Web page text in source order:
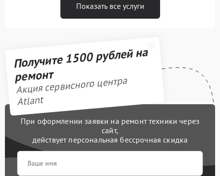
Показать все услуги
Получите 1500 рублей на
ремонт
Акция сервисного центра
Atlant
При оформлении заявки на ремонт техники через
сайт,
действует персональная бессрочная скидка